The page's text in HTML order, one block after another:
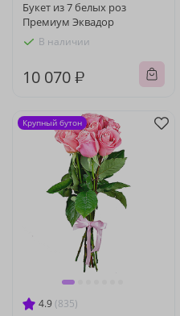
Букет из 7 белых роз
Премиум Эквадор
В наличии
10 070 ₽
4.9 (835)
Крупный бутон